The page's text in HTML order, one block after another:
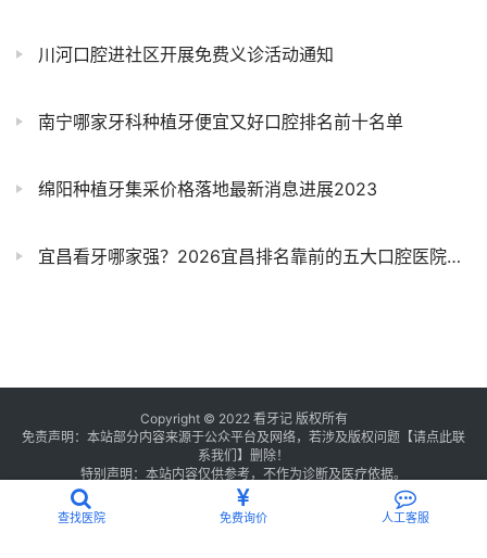
川河口腔进社区开展免费义诊活动通知
南宁哪家牙科种植牙便宜又好口腔排名前十名单
绵阳种植牙集采价格落地最新消息进展2023
宜昌看牙哪家强？2026宜昌排名靠前的五大口腔医院名单出炉
Copyright © 2022 看牙记 版权所有
免责声明：本站部分内容来源于公众平台及网络，若涉及版权问题【请点此联
系我们 】 删除！
特别声明：本站内容仅供参考，不作为诊断及医疗依据。
浙公网安备 33011002016235号
浙ICP备2021013506号-1
查找医院 免费询价 人工客服